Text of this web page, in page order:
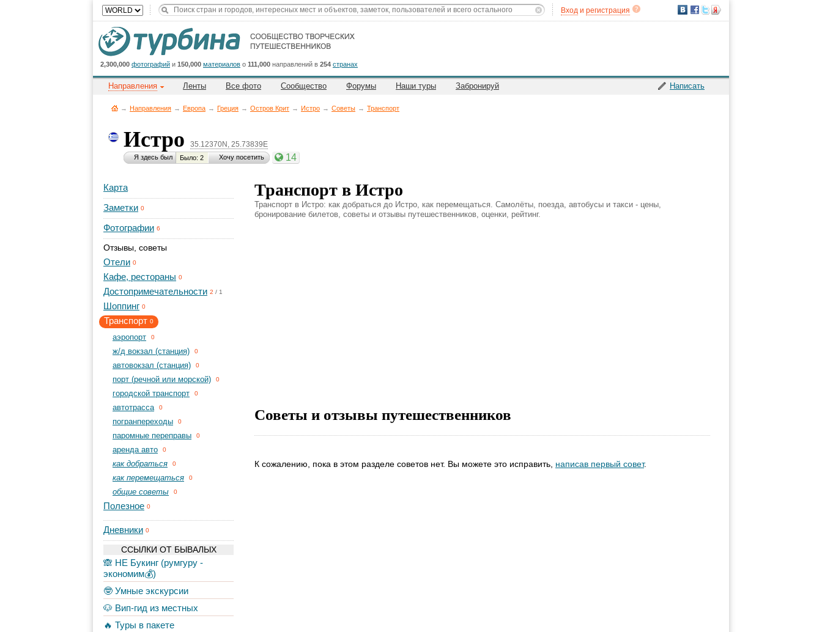
Вход и регистрация
2,300,000 фотографий и 150,000 материалов о 111,000 направлений в 254 странах
Написать
Направления Ленты Все фото Сообщество Форумы Наши туры Забронируй
→ Направления → Европа → Греция → Остров Крит → Истро → Советы → Транспорт
Истро 35.12370N, 25.73839E
Я здесь был Было: 2 Хочу посетить 14
Карта
Заметки 0
Фотографии 6
Отзывы, советы
Отели 0
Кафе, рестораны 0
Достопримечательности 2 / 1
Шоппинг 0
Транспорт 0
aэропорт 0
ж/д вокзал (станция) 0
автовокзал (станция) 0
порт (речной или морской) 0
городской транспорт 0
автотрасса 0
погранпереходы 0
паромные переправы 0
аренда авто 0
как добраться 0
как перемещаться 0
общие советы 0
Полезное 0
Дневники 0
ССЫЛКИ ОТ БЫВАЛЫХ
🙈 НЕ Букинг (румгуру -
экономим💰)
🤓 Умные экскурсии
🐶 Вип-гид из местных
🔥 Туры в пакете
Транспорт в Истро
Транспорт в Истро: как добраться до Истро, как перемещаться. Самолёты, поезда, автобусы и такси - цены,
бронирование билетов, советы и отзывы путешественников, оценки, рейтинг.
Советы и отзывы путешественников
К сожалению, пока в этом разделе советов нет. Вы можете это исправить, написав первый совет.